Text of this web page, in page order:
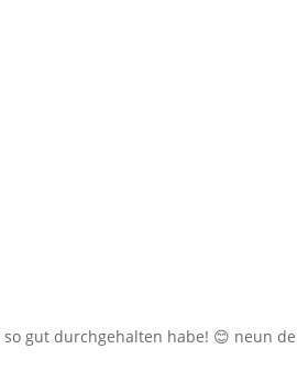
gut durchgehalten habe! 😊 neun